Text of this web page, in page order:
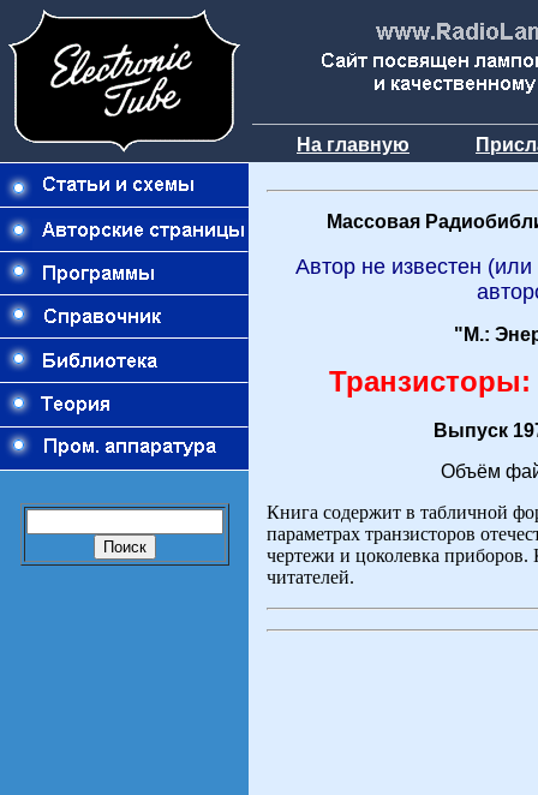
На главную
Массовая
Автор не известен
"М.:
Выпуск
Объём
Книга содержит в табличной
параметрах транзисторов
чертежи и цоколевка приборов.
читателей.